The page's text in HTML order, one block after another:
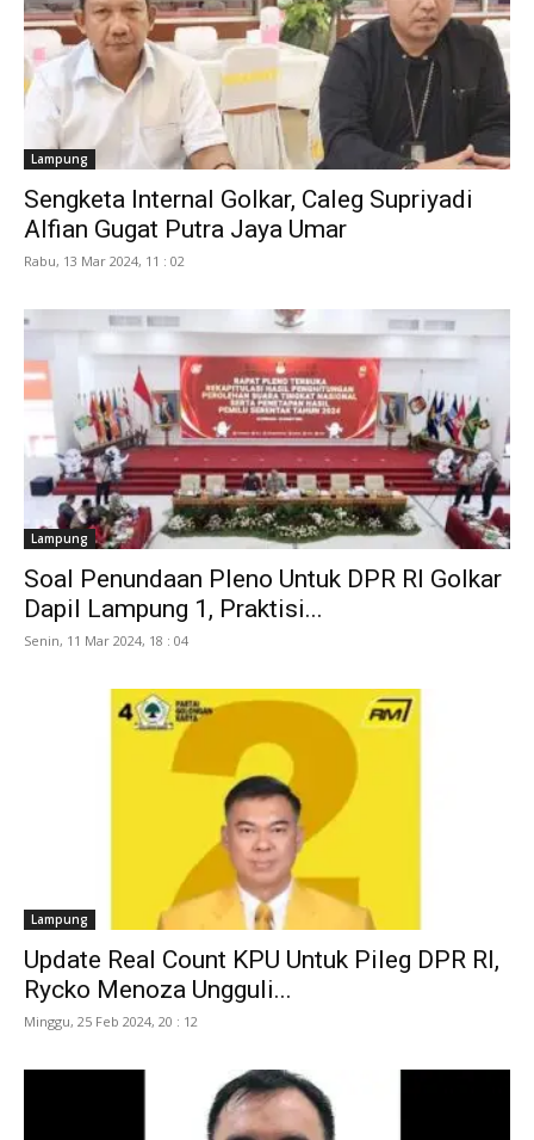
Lampung
Sengketa Internal Golkar, Caleg Supriyadi
Alfian Gugat Putra Jaya Umar
Rabu, 13 Mar 2024, 11 : 02
Lampung
Soal Penundaan Pleno Untuk DPR RI Golkar
Dapil Lampung 1, Praktisi...
Senin, 11 Mar 2024, 18 : 04
Lampung
Update Real Count KPU Untuk Pileg DPR RI,
Rycko Menoza Ungguli...
Minggu, 25 Feb 2024, 20 : 12